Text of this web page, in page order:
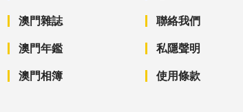
澳門雜誌
澳門年鑑
澳門相簿
聯絡我們
私隱聲明
使用條款